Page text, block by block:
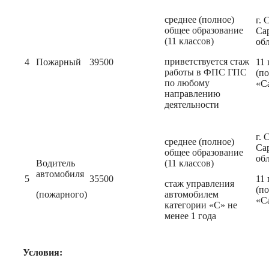
4 Пожарный 39500
среднее (полное)
общее образование
(11 классов)
приветствуется стаж
работы в ФПС ГПС
по любому
направлению
деятельности
г.
11
5
Водитель
автомобиля
(пожарного)
35500
среднее (полное)
общее образование
(11 классов)
стаж управления
автомобилем
категории «С» не
менее 1 года
г.
11
Условия: